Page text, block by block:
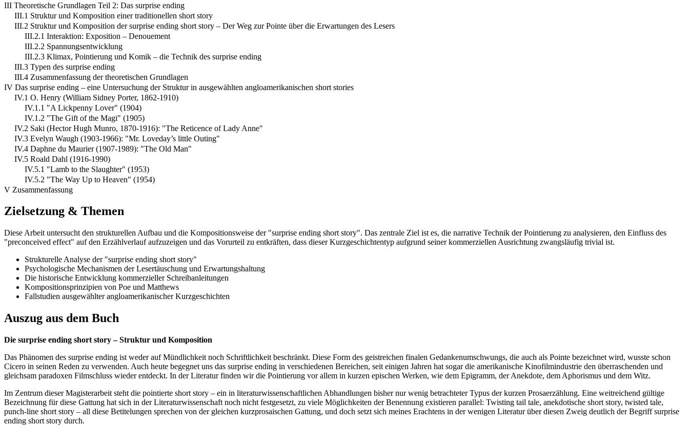
III Theoretische Grundlagen Teil 2: Das surprise ending
III.1 Struktur und Komposition einer traditionellen short story
III.2 Struktur und Komposition der surprise ending short story – Der Weg zur Pointe über die Erwartungen des Lesers
III.2.1 Interaktion: Exposition – Denouement
III.2.2 Spannungsentwicklung
III.2.3 Klimax, Pointierung und Komik – die Technik des surprise ending
III.3 Typen des surprise ending
III.4 Zusammenfassung der theoretischen Grundlagen
IV Das surprise ending – eine Untersuchung der Struktur in ausgewählten angloamerikanischen short stories
IV.1 O. Henry (William Sidney Porter, 1862-1910)
IV.1.1 "A Lickpenny Lover" (1904)
IV.1.2 "The Gift of the Magi" (1905)
IV.2 Saki (Hector Hugh Munro, 1870-1916): "The Reticence of Lady Anne"
IV.3 Evelyn Waugh (1903-1966): "Mr. Loveday’s little Outing"
IV.4 Daphne du Maurier (1907-1989): "The Old Man"
IV.5 Roald Dahl (1916-1990)
IV.5.1 "Lamb to the Slaughter" (1953)
IV.5.2 "The Way Up to Heaven" (1954)
V Zusammenfassung
Zielsetzung & Themen
Diese Arbeit untersucht den strukturellen Aufbau und die Kompositionsweise der "surprise ending short story". Das zentrale Ziel ist es, die narrative Technik der Pointierung zu analysieren, den Einfluss des
"preconceived effect" auf den Erzählverlauf aufzuzeigen und das Vorurteil zu entkräften, dass dieser Kurzgeschichtentyp aufgrund seiner kommerziellen Ausrichtung zwangsläufig trivial ist.
Strukturelle Analyse der "surprise ending short story"
Psychologische Mechanismen der Lesertäuschung und Erwartungshaltung
Die historische Entwicklung kommerzieller Schreibanleitungen
Kompositionsprinzipien von Poe und Matthews
Fallstudien ausgewählter angloamerikanischer Kurzgeschichten
Auszug aus dem Buch
Die surprise ending short story – Struktur und Komposition
Das Phänomen des surprise ending ist weder auf Mündlichkeit noch Schriftlichkeit beschränkt. Diese Form des geistreichen finalen Gedankenumschwungs, die auch als Pointe bezeichnet wird, wusste schon
Cicero in seinen Reden zu verwenden. Auch heute begegnet uns das surprise ending in verschiedenen Bereichen, seit einigen Jahren hat sogar die amerikanische Kinofilmindustrie den überraschenden und
gleichsam paradoxen Filmschluss wieder entdeckt. In der Literatur finden wir die Pointierung vor allem in kurzen epischen Werken, wie dem Epigramm, der Anekdote, dem Aphorismus und dem Witz.
Im Zentrum dieser Magisterarbeit steht die pointierte short story – ein in literaturwissenschaftlichen Abhandlungen bisher nur wenig betrachteter Typus der kurzen Prosaerzählung. Eine weitreichend gültige
Bezeichnung für diese Gattung hat sich in der Literaturwissenschaft noch nicht festgesetzt, zu viele Möglichkeiten der Benennung existieren parallel: Twisting tail tale, anekdotische short story, twisted tale,
punch-line short story – all diese Betitelungen sprechen von der gleichen kurzprosaischen Gattung, und doch setzt sich meines Erachtens in der wenigen Literatur über diesen Zweig deutlich der Begriff surprise
ending short story durch.